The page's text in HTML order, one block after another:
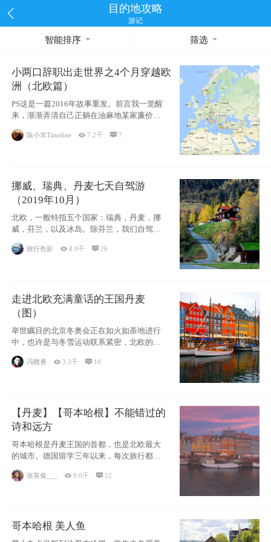
目的地攻略
游记
智能排序 筛选
小两口辞职出走世界之4个月穿越欧
洲（北欧篇）
PS这是一篇2016年故事重发。前言我一觉醒
来，渐渐弄清自己正躺在油麻地某家廉价宾
馆
陈小羊Timeline 7.2千 7
挪威、瑞典、丹麦七天自驾游
（2019年10月）
北欧，一般特指五个国家：瑞典，丹麦，挪
威，芬兰，以及冰岛。除芬兰，我们自驾游
旅行色影 8.9千 26
走进北欧充满童话的王国丹麦
（图）
举世瞩目的北京冬奥会正在如火如荼地进行
中，也许是与冬雪运动联系紧密，北欧的一
些国家因
冯赣勇 3.3千  10
【丹麦】【哥本哈根】不能错过的
诗和远方
哥本哈根是丹麦王国的首都，也是北欧最大
的城市。德国留学三年以来，每次旅行都是
张英俊___ 9.0千 22
哥本哈根 美人鱼